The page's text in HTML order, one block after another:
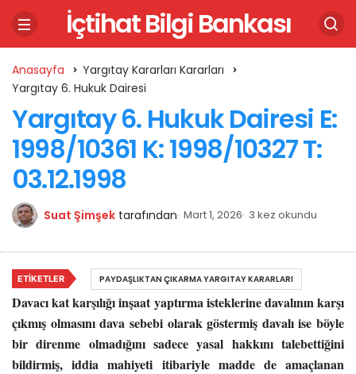
İçtihat Bilgi Bankası
Anasayfa
Yargıtay Kararları Kararları
Yargıtay 6. Hukuk Dairesi
Yargıtay 6. Hukuk Dairesi E:
1998/10361 K: 1998/10327 T:
03.12.1998
Suat Şimşek tarafından Mart 1, 2026 3 kez okundu
Davacı kat karşılığı inşaat yaptırma isteklerine davalının karşı
çıkmış olmasını dava sebebi olarak göstermiş davalı ise böyle
bir direnme olmadığını sadece yasal hakkını talebettiğini
bildirmiş, iddia mahiyeti itibariyle madde de amaçlanan
ETIKETLER PAYDAŞLIKTAN ÇIKARMA YARGITAY KARARLARI